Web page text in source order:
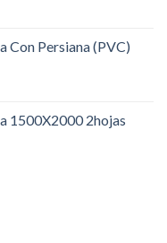
Con Persiana (PVC)
1500X2000 2hojas